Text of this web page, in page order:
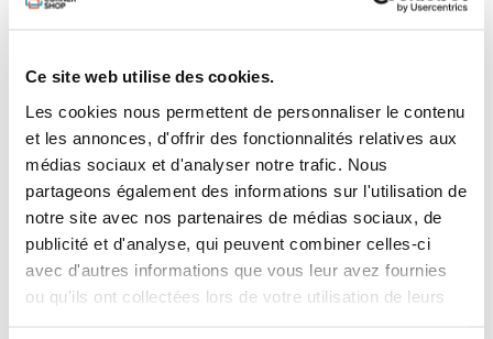
Ce site web utilise des cookies.
Les cookies nous permettent de personnaliser le contenu
et les annonces, d'offrir des fonctionnalités relatives aux
médias sociaux et d'analyser notre trafic. Nous
partageons également des informations sur l'utilisation de
notre site avec nos partenaires de médias sociaux, de
publicité et d'analyse, qui peuvent combiner celles-ci
avec d'autres informations que vous leur avez fournies
ou qu'ils ont collectées lors de votre utilisation de leurs
beaucoup d'adhérence, ce qui offre un meilleur contrôle
MANGE DU CLAPOT POUR LE PETIT DÉJEUNER
suffisamment de flexibilité dans les conditions agitées et
elle se faufile facilement dans l'eau. Cela en fait une
planche très confortable, surtout pour une carbone !
Taille Rider
Poids Planche
1,85kg
133x39
50-60kg
1,95kg
135x40 60-70kg
2,00kg